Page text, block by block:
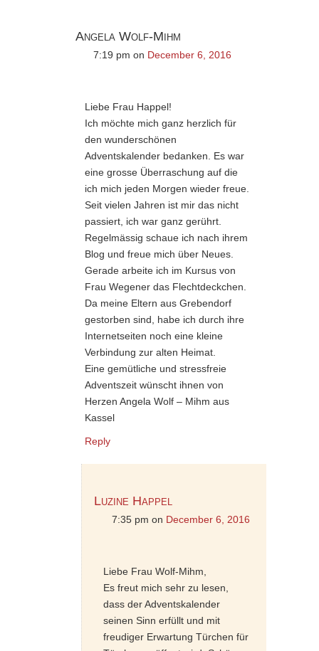
Angela Wolf-Mihm
7:19 pm on December 6, 2016
Liebe Frau Happel!
Ich möchte mich ganz herzlich für
den wunderschönen
Adventskalender bedanken. Es war
eine grosse Überraschung auf die
ich mich jeden Morgen wieder freue.
Seit vielen Jahren ist mir das nicht
passiert, ich war ganz gerührt.
Regelmässig schaue ich nach ihrem
Blog und freue mich über Neues.
Gerade arbeite ich im Kursus von
Frau Wegener das Flechtdeckchen.
Da meine Eltern aus Grebendorf
gestorben sind, habe ich durch ihre
Internetseiten noch eine kleine
Verbindung zur alten Heimat.
Eine gemütliche und stressfreie
Adventszeit wünscht ihnen von
Herzen Angela Wolf – Mihm aus
Kassel
Reply
Luzine Happel
7:35 pm on December 6, 2016
Liebe Frau Wolf-Mihm,
Es freut mich sehr zu lesen,
dass der Adventskalender
seinen Sinn erfüllt und mit
freudiger Erwartung Türchen für